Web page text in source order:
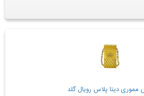
مموری دیتا پلاس رویال گلد